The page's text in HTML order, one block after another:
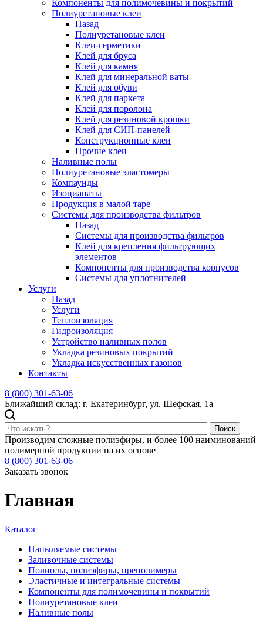
Компоненты для полимочевины и покрытий
Полиуретановые клеи
Назад
Полиуретановые клеи
Клеи-герметики
Клей для бруса
Клей для камня
Клей для минеральной ваты
Клей для обуви
Клей для паркета
Клей для поролона
Клей для резиновой крошки
Клей для СИП-панелей
Конструкционные клеи
Прочие клеи
Наливные полы
Полиуретановые эластомеры
Компаунды
Изоцианаты
Продукция в малой таре
Системы для производства фильтров
Назад
Системы для производства фильтров
Клей для крепления фильтрующих
элементов
Компоненты для производства корпусов
Системы для уплотнителей
Услуги
Назад
Услуги
Теплоизоляция
Гидроизоляция
Устройство наливных полов
Укладка резиновых покрытий
Укладка искусственных газонов
Контакты
8 (800) 301-63-06
Ближайший склад: г. Екатеринбург, ул. Шефская, 1а
Поиск
Производим сложные полиэфиры, и более 100 наиминований
полимерной продукции на их основе
8 (800) 301-63-06
Заказать звонок
Главная
Каталог
Напыляемые системы
Заливочные системы
Полиолы, полиэфиры, преполимеры
Эластичные и интегральные системы
Компоненты для полимочевины и покрытий
Полиуретановые клеи
Наливные полы